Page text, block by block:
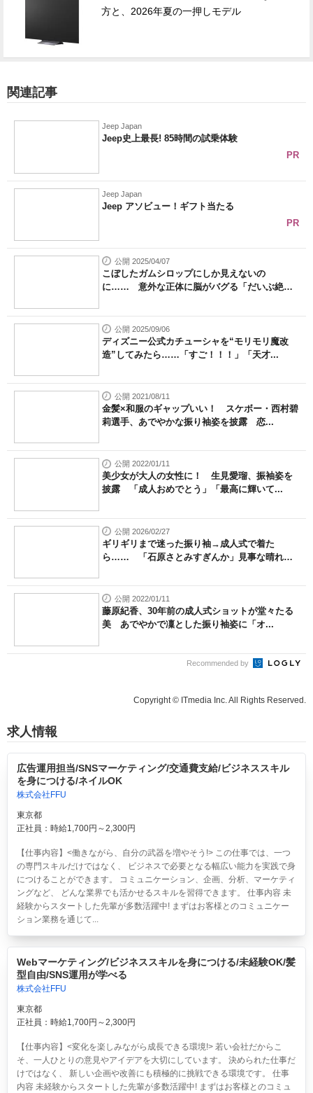
方と、2026年夏の一押しモデル
関連記事
Jeep Japan
Jeep史上最長! 85時間の試乗体験
PR
Jeep Japan
Jeep アソビュー！ギフト当たる
PR
公開 2025/04/07
こぼしたガムシロップにしか見えないの
に…… 意外な正体に脳がバグる「だいぶ絶
公開 2025/09/06
ディズニー公式カチューシャを“モリモリ魔改
造”してみたら……「すご！！！」「天才...
公開 2021/08/11
金髪×和服のギャップいい！ スケボー・西村碧
莉選手、あでやかな振り袖姿を披露 恋...
公開 2022/01/11
美少女が大人の女性に！ 生見愛瑠、振袖姿を
披露 「成人おめでとう」「最高に輝いて...
公開 2026/02/27
ギリギリまで迷った振り袖→成人式で着た
ら…… 「石原さとみすぎんか」見事な晴れ
公開 2022/01/11
藤原紀香、30年前の成人式ショットが堂々たる
美 あでやかで凜とした振り袖姿に「オ...
Recommended by
Copyright © ITmedia Inc. All Rights Reserved.
求人情報
広告運用担当/SNSマーケティング/交通費支給/ビジネススキル
を身につける/ネイルOK
株式会社FFU
東京都
正社員：時給1,700円～2,300円
【仕事内容】<働きながら、自分の武器を増やそう!> この仕事では、一つ
の専門スキルだけではなく、 ビジネスで必要となる幅広い能力を実践で身
につけることができます。 コミュニケーション、企画、分析、マーケティ
ングなど、 どんな業界でも活かせるスキルを習得できます。 仕事内容 未
経験からスタートした先輩が多数活躍中! まずはお客様とのコミュニケー
ション業務を通じて...
Webマーケティング/ビジネススキルを身につける/未経験OK/髪
型自由/SNS運用が学べる
株式会社FFU
東京都
正社員：時給1,700円～2,300円
【仕事内容】<変化を楽しみながら成長できる環境!> 若い会社だからこ
そ、一人ひとりの意見やアイデアを大切にしています。 決められた仕事だ
けではなく、 新しい企画や改善にも積極的に挑戦できる環境です。 仕事
内容 未経験からスタートした先輩が多数活躍中! まずはお客様とのコミュ